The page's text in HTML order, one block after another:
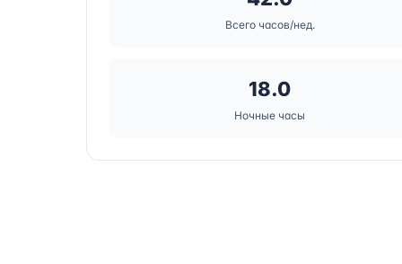
Всего часов/нед.
18.0
Ночные часы